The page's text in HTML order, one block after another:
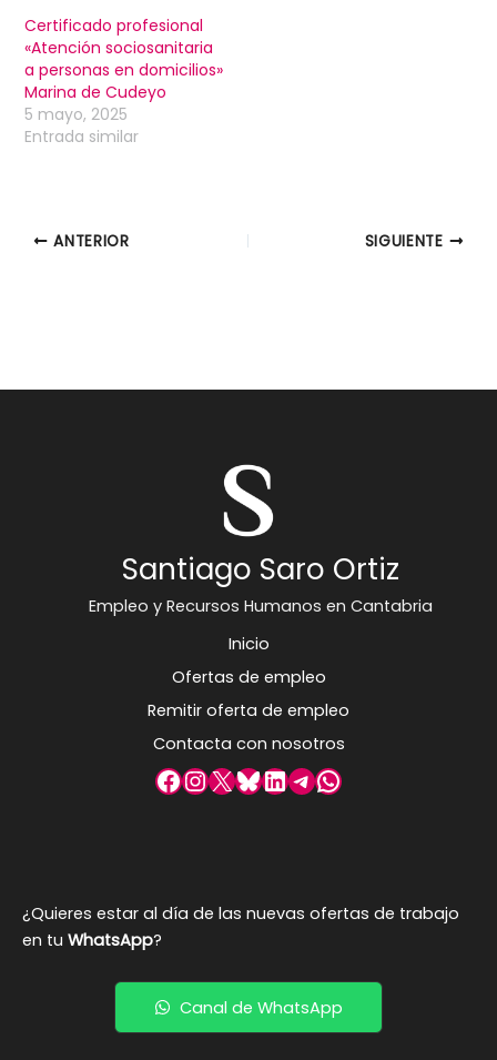
Certificado profesional
«Atención sociosanitaria
a personas en domicilios»
Marina de Cudeyo
5 mayo, 2025
Entrada similar
ANTERIOR SIGUIENTE
Santiago Saro Ortiz
Empleo y Recursos Humanos en Cantabria
Inicio
Ofertas de empleo
Remitir oferta de empleo
Contacta con nosotros
Facebook
Instagram
X Bluesky
LinkedIn
Telegram
WhatsApp
¿Quieres estar al día de las nuevas ofertas de trabajo
en tu WhatsApp?
Canal de WhatsApp